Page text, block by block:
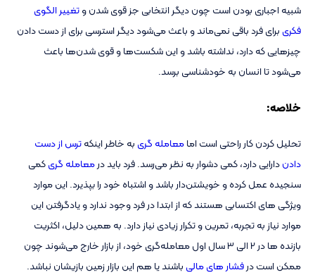
شبیه اجباری بودن است چون دیگر انتخابی جز قوی شدن وتغییر الگوی
فکری برای فرد باقی نمی‌ماند و باعث می‌شود دیگر استرسی برای از دست دادن
چیزهایی که دارد، نداشته باشد و این شکست‌ها و قوی شدن‌ها باعث
می‌شود تا انسان به خودشناسی برسد.
خلاصه:
تحلیل کردن کار راحتی است امامعامله گری به خاطر اینکهترس از دست
دادندارایی دارد، کمی دشوار به نظر می‌رسد. فرد باید درمعامله گریکمی
سنجیده عمل کرده و خویشتن‌دار باشد و اشتباه خود را بپذیرد. این موارد
ویژگی­ های اکتسابی هستند که از ابتدا در فرد وجود ندارد و یادگرفتن این
موارد نیاز به تجربه، تمرین و تکرار زیادی نیاز دارد. به همین دلیل، اکثریت
بازنده ها در 2 الی 3 سال اول معامله‌گری خود، از بازار خارج می‌شوند چون
ممکن است درفشار های مالی باشند یا هم این بازار زمین بازیشان نباشد.